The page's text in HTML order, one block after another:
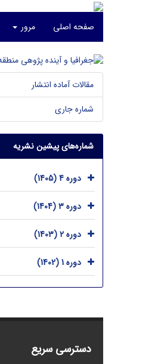
صفحه اصلی مرور
مقالات آماده انتشار
شماره جاری
شماره‌های پیشین نشریه
دوره 4 (1405)
دوره 3 (1404)
دوره 2 (1403)
دوره 1 (1402)
دسترسی سریع